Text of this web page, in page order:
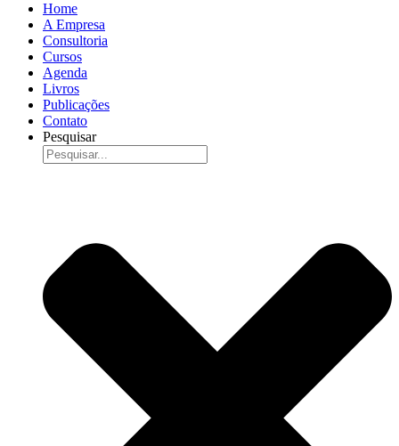
Home
A Empresa
Consultoria
Cursos
Agenda
Livros
Publicações
Contato
Pesquisar